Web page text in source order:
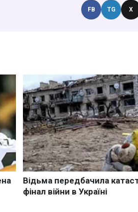
FB TG X